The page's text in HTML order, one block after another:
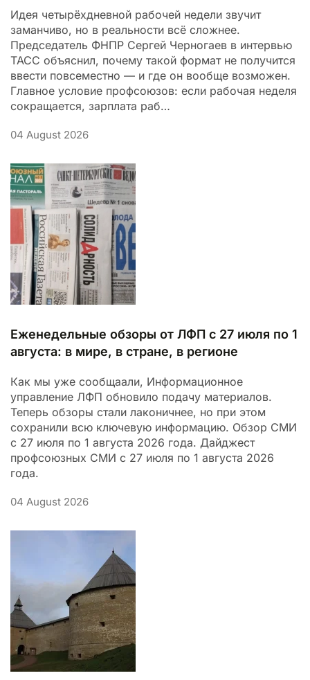
Идея четырёхдневной рабочей недели звучит
заманчиво, но в реальности всё сложнее.
Председатель ФНПР Сергей Черногаев в интервью
ТАСС объяснил, почему такой формат не получится
ввести повсеместно — и где он вообще возможен.
Главное условие профсоюзов: если рабочая неделя
сокращается, зарплата раб…
04 August 2026
Еженедельные обзоры от ЛФП с 27 июля по 1
августа: в мире, в стране, в регионе
Как мы уже сообщаали, Информационное
управление ЛФП обновило подачу материалов.
Теперь обзоры стали лаконичнее, но при этом
сохранили всю ключевую информацию. Обзор СМИ
с 27 июля по 1 августа 2026 года. Дайджест
профсоюзных СМИ с 27 июля по 1 августа 2026
года.
04 August 2026